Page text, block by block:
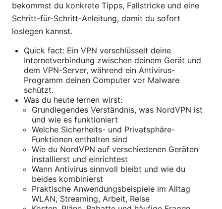
bekommst du konkrete Tipps, Fallstricke und eine
Schritt-für-Schritt-Anleitung, damit du sofort
loslegen kannst.
Quick fact: Ein VPN verschlüsselt deine
Internetverbindung zwischen deinem Gerät und
dem VPN-Server, während ein Antivirus-
Programm deinen Computer vor Malware
schützt.
Was du heute lernen wirst:
Grundlegendes Verständnis, was NordVPN ist
und wie es funktioniert
Welche Sicherheits- und Privatsphäre-
Funktionen enthalten sind
Wie du NordVPN auf verschiedenen Geräten
installierst und einrichtest
Wann Antivirus sinnvoll bleibt und wie du
beides kombinierst
Praktische Anwendungsbeispiele im Alltag
WLAN, Streaming, Arbeit, Reise